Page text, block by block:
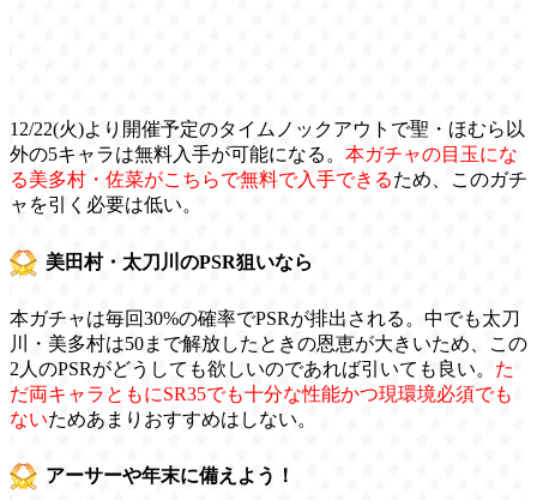
12/22(火)より開催予定のタイムノックアウトで聖・ほむら以
外の5キャラは無料入手が可能になる。 本ガチャの目玉にな
る美多村・佐菜がこちらで無料で入手できるため、このガチ
ャを引く必要は低い。
美田村・太刀川のPSR狙いなら
本ガチャは毎回30%の確率でPSRが排出される。中でも太刀
川・美多村は50まで解放したときの恩恵が大きいため、この
2人のPSRがどうしても欲しいのであれば引いても良い。 た
だ両キャラともにSR35でも十分な性能かつ現環境必須でも
ないためあまりおすすめはしない。
アーサーや年末に備えよう！